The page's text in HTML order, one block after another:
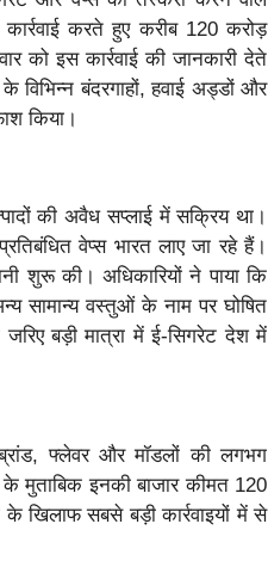
करते हुए करीब 120 करोड़
को इस कार्रवाई की जानकारी देते
विभिन्न बंदरगाहों, हवाई अड्डों और
किया।
की अवैध सप्लाई में सक्रिय था।
वेप्स भारत लाए जा रहे हैं।
शुरू की। अधिकारियों ने पाया कि
सामान्य वस्तुओं के नाम पर घोषित
बड़ी मात्रा में ई-सिगरेट देश में
फ्लेवर और मॉडलों की लगभग
मुताबिक इनकी बाजार कीमत 120
खिलाफ सबसे बड़ी कार्रवाइयों में से